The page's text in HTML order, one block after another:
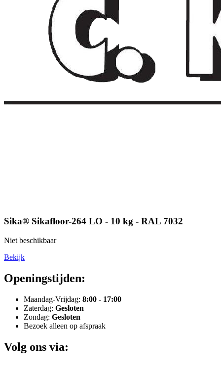
Sika® Sikafloor-264 LO - 10 kg - RAL 7032
Niet beschikbaar
Bekijk
Openingstijden:
Maandag-Vrijdag: 8:00 - 17:00
Zaterdag: Gesloten
Zondag: Gesloten
Bezoek alleen op afspraak
Volg ons via: